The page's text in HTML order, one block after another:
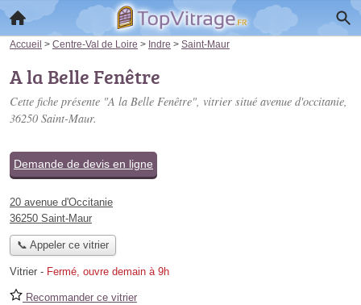
Accueil > Centre-Val de Loire > Indre > Saint-Maur
A la Belle Fenêtre
Cette fiche présente "A la Belle Fenêtre", vitrier situé avenue d'occitanie,
36250 Saint-Maur.
Demande de devis en ligne
20 avenue d'Occitanie
36250 Saint-Maur
📞 Appeler ce vitrier
Vitrier - Fermé, ouvre demain à 9h
Recommander ce vitrier